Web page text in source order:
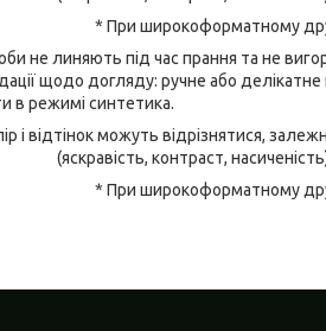
* При широкоформатному
не линяють під час прання та не
щодо догляду: ручне або делікатне
в режимі синтетика.
і відтінок можуть відрізнятися,
(яскравість, контраст,
* При широкоформатному